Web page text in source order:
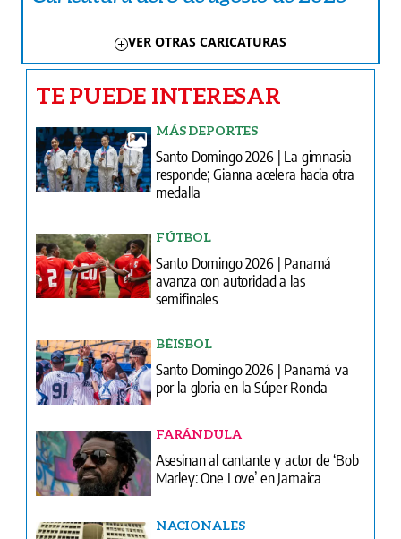
VER OTRAS CARICATURAS
TE PUEDE INTERESAR
MÁS DEPORTES
Santo Domingo 2026 | La gimnasia
responde; Gianna acelera hacia otra
medalla
FÚTBOL
Santo Domingo 2026 | Panamá
avanza con autoridad a las
semifinales
BÉISBOL
Santo Domingo 2026 | Panamá va
por la gloria en la Súper Ronda
FARÁNDULA
Asesinan al cantante y actor de ‘Bob
Marley: One Love’ en Jamaica
NACIONALES